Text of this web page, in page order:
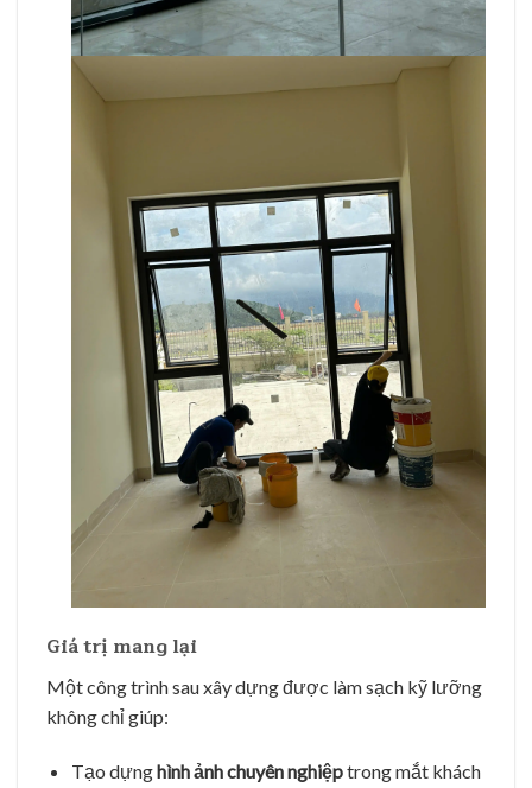
Giá trị mang lại
Một công trình sau xây dựng được làm sạch kỹ lưỡng
không chỉ giúp:
Tạo dựnghình ảnh chuyên nghiệptrong mắt khách